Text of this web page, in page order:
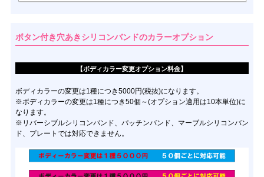
ボタン付き穴あきシリコンバンドのカラーオプション
【ボディカラー変更オプション料金】
ボディカラーの変更は1種につき5000円(税抜)になります。
※ボディカラーの変更は1種につき50個～(オプション適用は10本単位)に
なります。
※リバーシブルシリコンバンド、パッチンバンド、マーブルシリコンバン
ド、プレートでは対応できません。